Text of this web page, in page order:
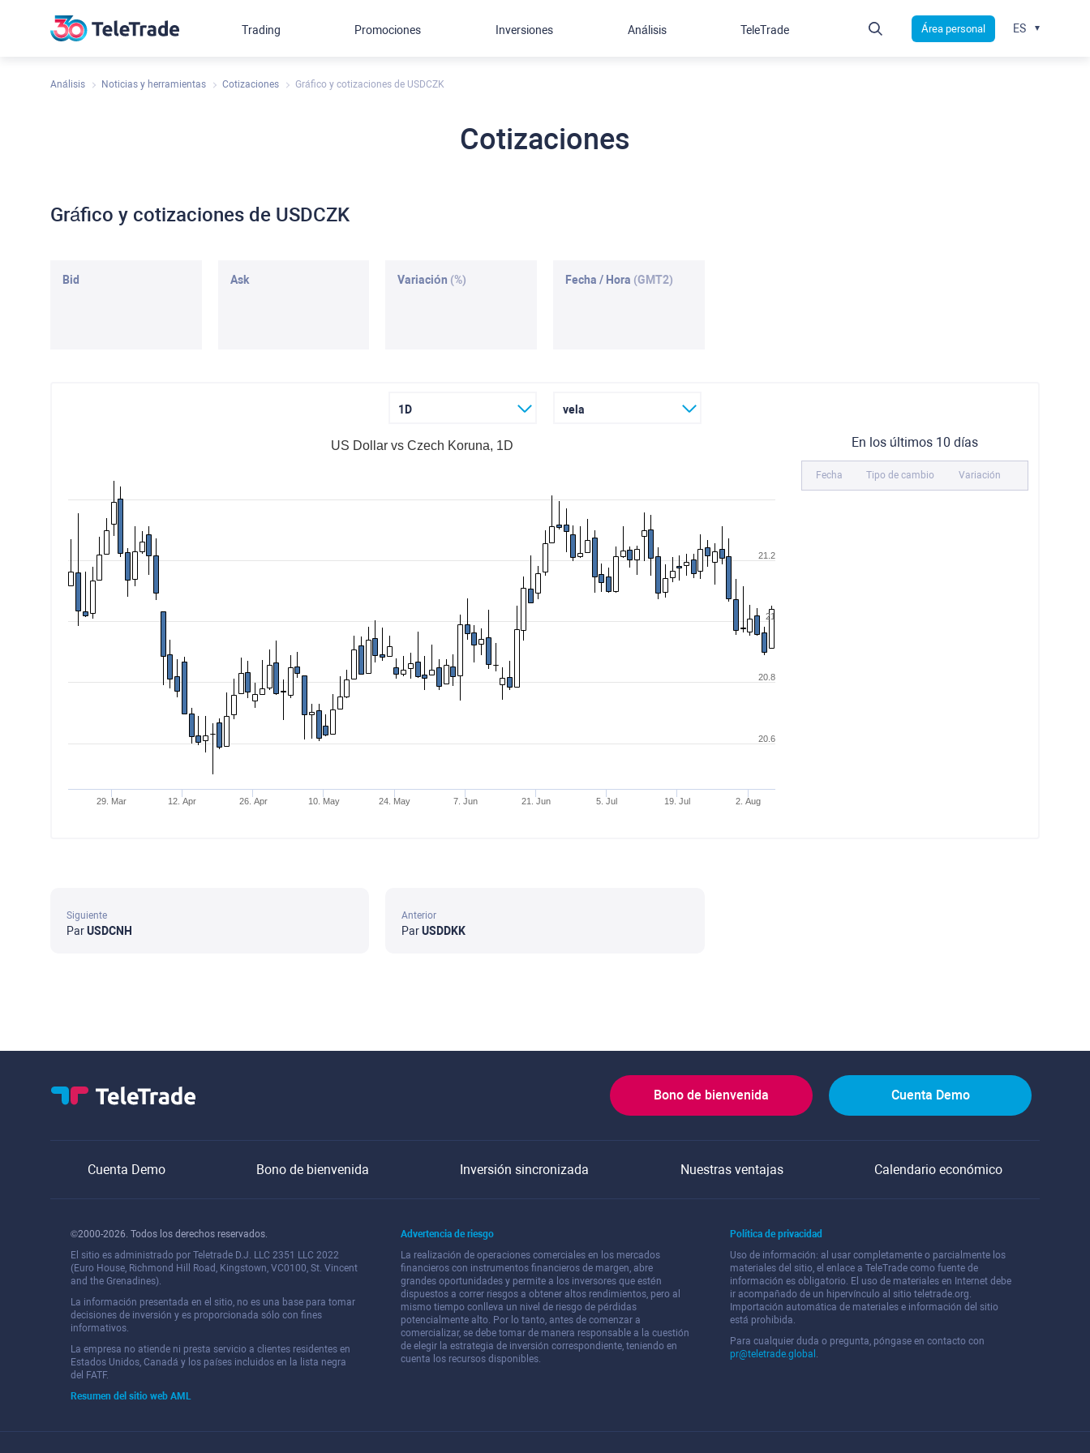
Análisis Noticias y herramientas Cotizaciones Gráfico y cotizaciones de USDCZK
Cotizaciones
Gráfico y cotizaciones de USDCZK
Bid Ask Variación (%) Fecha / Hora (GMT2)
1D vela
US Dollar vs Czech Koruna, 1D
29. Mar 12. Apr 26. Apr 10. May 24. May 7. Jun 21. Jun 5. Jul 19. Jul 2. Aug
20.6
20.8
21
21.2
En los últimos 10 días
Fecha Tipo de cambio Variación
Siguiente
ParUSDCNH
Anterior
ParUSDDKK
Trading Promociones Inversiones Análisis TeleTrade Área personal ES
Bono de bienvenida Cuenta Demo
Cuenta Demo Bono de bienvenida Inversión sincronizada Nuestras ventajas Calendario económico
©2000-2026. Todos los derechos reservados.
El sitio es administrado por Teletrade D.J. LLC 2351 LLC 2022
(Euro House, Richmond Hill Road, Kingstown, VC0100, St. Vincent
and the Grenadines).
La información presentada en el sitio, no es una base para tomar
decisiones de inversión y es proporcionada sólo con fines
informativos.
La empresa no atiende ni presta servicio a clientes residentes en
Estados Unidos, Canadá y los países incluidos en la lista negra
del FATF.
Resumen del sitio web AML
Advertencia de riesgo
La realización de operaciones comerciales en los mercados
financieros con instrumentos financieros de margen, abre
grandes oportunidades y permite a los inversores que estén
dispuestos a correr riesgos a obtener altos rendimientos, pero al
mismo tiempo conlleva un nivel de riesgo de pérdidas
potencialmente alto. Por lo tanto, antes de comenzar a
comercializar, se debe tomar de manera responsable a la cuestión
de elegir la estrategia de inversión correspondiente, teniendo en
cuenta los recursos disponibles.
Política de privacidad
Uso de información: al usar completamente o parcialmente los
materiales del sitio, el enlace a TeleTrade como fuente de
información es obligatorio. El uso de materiales en Internet debe
ir acompañado de un hipervínculo al sitio teletrade.org.
Importación automática de materiales e información del sitio
está prohibida.
Para cualquier duda o pregunta, póngase en contacto con
pr@teletrade.global .